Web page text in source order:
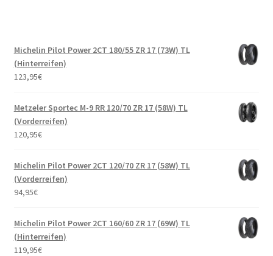
Michelin Pilot Power 2CT 180/55 ZR 17 (73W) TL
(Hinterreifen)
123,95€
Metzeler Sportec M-9 RR 120/70 ZR 17 (58W) TL
(Vorderreifen)
120,95€
Michelin Pilot Power 2CT 120/70 ZR 17 (58W) TL
(Vorderreifen)
94,95€
Michelin Pilot Power 2CT 160/60 ZR 17 (69W) TL
(Hinterreifen)
119,95€